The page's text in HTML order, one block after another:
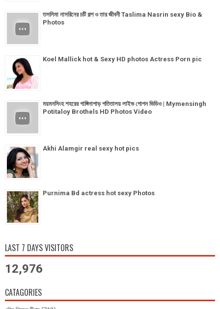
তসলিমা নাসরিনের চটি গল্প ও তার জীবনী Taslima Nasrin sexy Bio &
Photos
Koel Mallick hot & Sexy HD photos Actress Porn pic
ময়মনসিংহ শহরের গাঙ্গিনাপাড় পতিতালয় লাইভ গোপন ভিডিও | Mymensingh
Potitaloy Brothels HD Photos Video
Akhi Alamgir real sexy hot pics
Purnima Bd actress hot sexy Photos
LAST 7 DAYS VISITORS
12,976
CATAGORIES